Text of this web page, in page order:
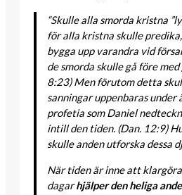
“Skulle alla smorda kristna
för alla kristna skulle
bygga upp varandra vid
de smorda skulle gå före
8:23) Men förutom detta
sanningar uppenbaras under
profetia som Daniel
intill den tiden. (Dan. 12:9)
skulle anden utforska dessa
När tiden är inne att
dagarhjälper den heliga